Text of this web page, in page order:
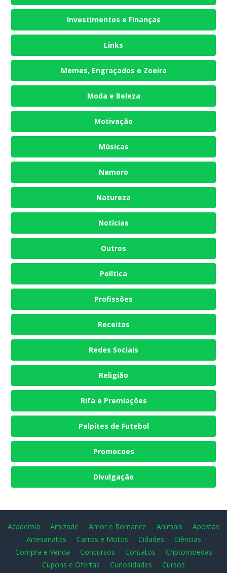
Investimentos e Finanças
Links
Memes, Engraçados e Zoeira
Moda e Beleza
Motivação
Músicas
Namoro
Natureza
Notícias
Outros
Política
Profissões
Receitas
Redes Sociais
Religião
Rifa e Premiações
Palpites de Futebol
Promocoes
Divulgação
Academia Amizade Amor e Romance Animais
Apostas
Artesanatos
Carros e Motos Cidades
Ciências
Compra e Venda
Concursos Contatos
Criptomoedas
Cupons e Ofertas
Curiosidades
Cursos